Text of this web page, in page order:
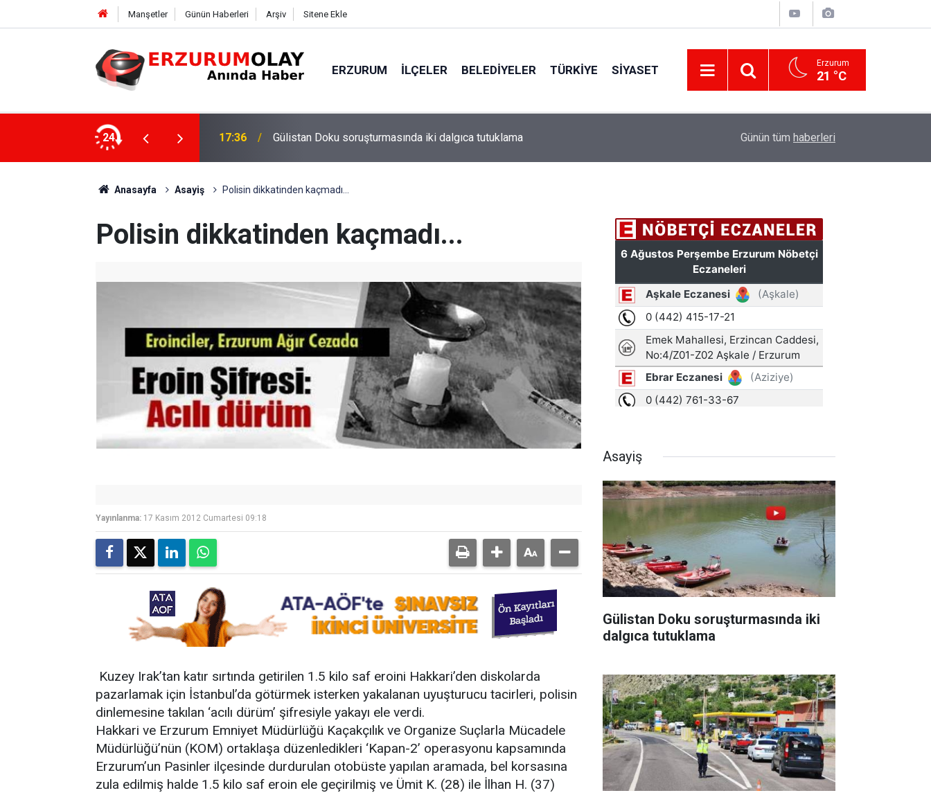
Manşetler Günün Haberleri Arşiv Sitene Ekle
ERZURUM İLÇELER BELEDIYELER TÜRKIYE SIYASET Erzurum
21 °C
24
dalgıca tutuklama 12:29 YÜRÜYEN PARALAR MANGASI
Günün tüm haberleri
Anasayfa Asayiş Polisin dikkatinden kaçmadı...
Polisin dikkatinden kaçmadı...
Yayınlanma: 17 Kasım 2012 Cumartesi 09:18
Kuzey Irak’tan katır sırtında getirilen 1.5 kilo saf eroini Hakkari’den diskolarda
pazarlamak için İstanbul’da götürmek isterken yakalanan uyuşturucu tacirleri, polisin
dinlemesine takılan ‘acılı dürüm’ şifresiyle yakayı ele verdi.
Hakkari ve Erzurum Emniyet Müdürlüğü Kaçakçılık ve Organize Suçlarla Mücadele
Müdürlüğü’nün (KOM) ortaklaşa düzenledikleri ‘Kapan-2’ operasyonu kapsamında
Erzurum’un Pasinler ilçesinde durdurulan otobüste yapılan aramada, bel korsasına
zula edilmiş halde 1.5 kilo saf eroin ele geçirilmiş ve Ümit K. (28) ile İlhan H. (37)
Asayiş
Gülistan Doku soruşturmasında iki
dalgıca tutuklama